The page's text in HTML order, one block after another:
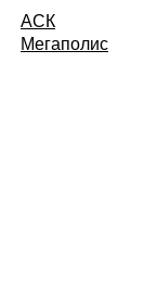
АСК
Мегаполис